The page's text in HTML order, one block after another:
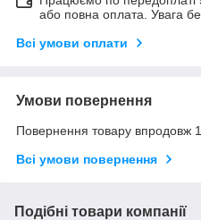
або повна оплата. Увага
Всі умови оплати
Умови повернення
Повернення товару впродовж
Всі умови повернення
Подібні товари компанії